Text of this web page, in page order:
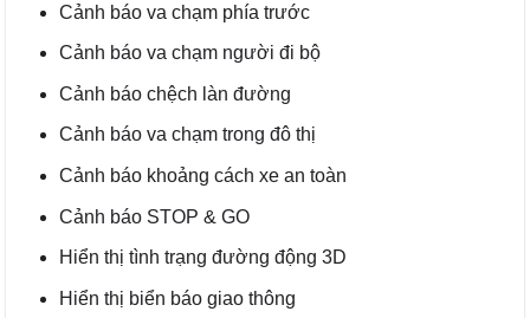
Cảnh báo va chạm phía trước
Cảnh báo va chạm người đi bộ
Cảnh báo chệch làn đường
Cảnh báo va chạm trong đô thị
Cảnh báo khoảng cách xe an toàn
Cảnh báo STOP & GO
Hiển thị tình trạng đường động 3D
Hiển thị biển báo giao thông